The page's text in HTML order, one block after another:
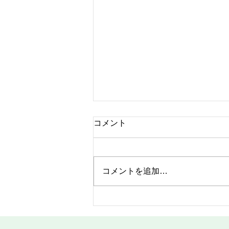
コメント
コメントを追加…